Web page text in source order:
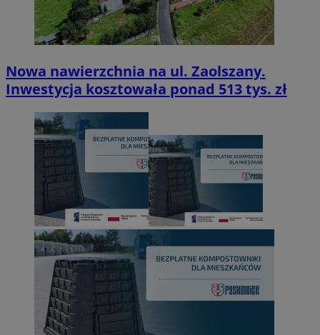
Nowa nawierzchnia na ul. Zaolszany.
Inwestycja kosztowała ponad 513 tys. zł